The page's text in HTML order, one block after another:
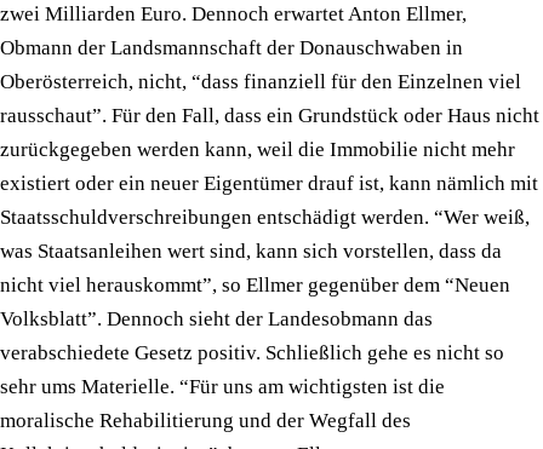
zwei Milliarden Euro. Dennoch erwartet Anton Ellmer,
Obmann der Landsmannschaft der Donauschwaben in
Oberösterreich, nicht, “dass finanziell für den Einzelnen viel
rausschaut”. Für den Fall, dass ein Grundstück oder Haus nicht
zurückgegeben werden kann, weil die Immobilie nicht mehr
existiert oder ein neuer Eigentümer drauf ist, kann nämlich mit
Staatsschuldverschreibungen entschädigt werden. “Wer weiß,
was Staatsanleihen wert sind, kann sich vorstellen, dass da
nicht viel herauskommt”, so Ellmer gegenüber dem “Neuen
Volksblatt”. Dennoch sieht der Landesobmann das
verabschiedete Gesetz positiv. Schließlich gehe es nicht so
sehr ums Materielle. “Für uns am wichtigsten ist die
moralische Rehabilitierung und der Wegfall des